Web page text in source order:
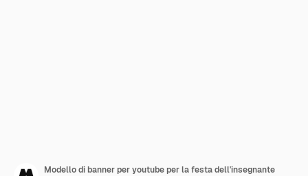
Modello di banner per youtube per la festa dell'insegnante